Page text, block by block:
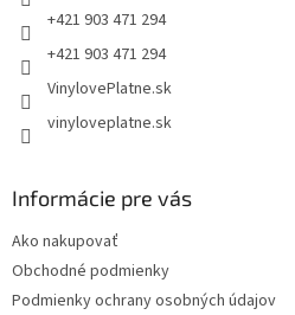
+421 903 471 294
+421 903 471 294
VinylovePlatne.sk
vinyloveplatne.sk
Informácie pre vás
Ako nakupovať
Obchodné podmienky
Podmienky ochrany osobných údajov